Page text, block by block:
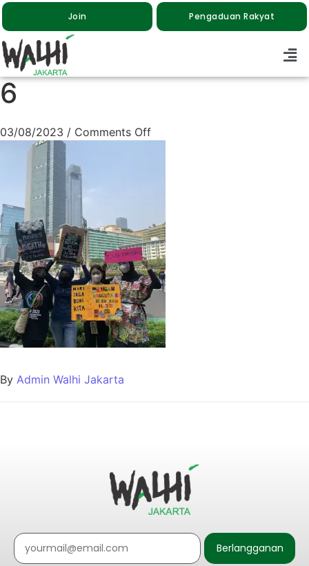
Join Pengaduan Rakyat
6
03/08/2023 / Comments Off
By Admin Walhi Jakarta
Berlangganan